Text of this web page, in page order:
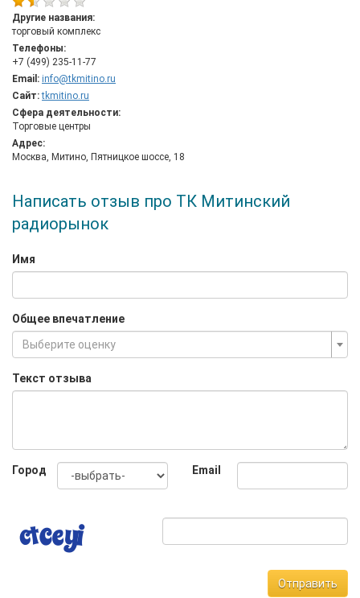
видеоаппаратуры и бытовой техники, ремонт и продажа
компьютеров, специальные инструменты, антенное
оборудование, GPS навигаторы, карты, электро- и
бензоинструмент, фото и видеотехнику для любителей и
профессионалов, программное обеспечение, компьютеры
любой конфигурации, запчасти для бытовой техники, а также
мобильные телефоны, радиостанции, домашние кинотеатры,
весь спектр акустического оборудования, а также мебель и
крупногабаритную бытовую технику самых известных марок.
Другие названия:
торговый комплекс
Телефоны:
+7 (499) 235-11-77
Email: info@tkmitino.ru
Сайт: tkmitino.ru
Сфера деятельности:
Торговые центры
Адрес:
Москва, Митино, Пятницкое шоссе, 18
Написать отзыв про ТК Митинский
радиорынок
Имя
Общее впечатление
Выберите оценку
Текст отзыва
Город Email
Отправить